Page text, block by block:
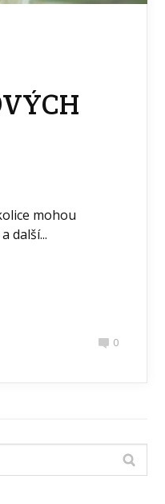
mohou
další...
0